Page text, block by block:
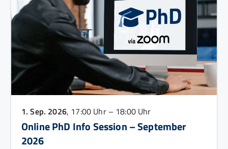
1. Sep. 2026, 17:00 Uhr – 18:00 Uhr
Online PhD Info Session – September
2026